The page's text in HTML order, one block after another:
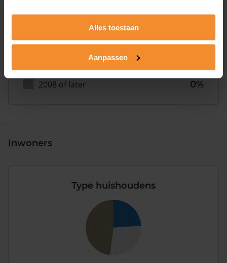
Alles toestaan
Aanpassen
1946 - 1980
100%
2008 of later
0%
Inwoners
Type huishoudens